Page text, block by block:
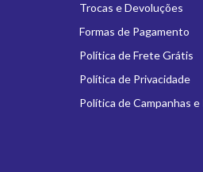
Trocas e Devoluções
Formas de Pagamento
Política de Frete Grátis
Política de Privacidade
Política de Campanhas